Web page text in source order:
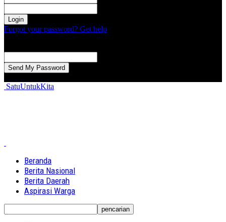
Forgot your password? Get help
SatuUntukKita
Beranda
Berita Nasional
Berita Daerah
Aspirasi Warga